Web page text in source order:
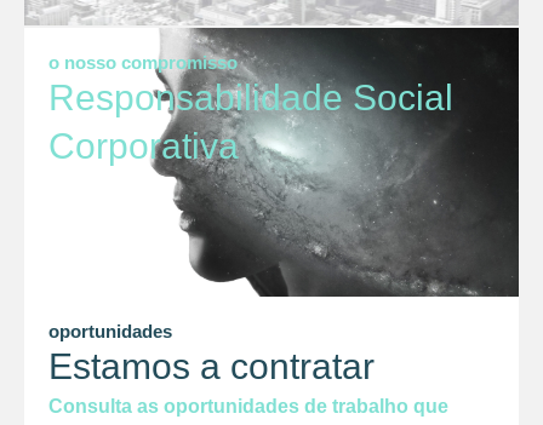
o nosso compromisso
Responsabilidade Social
Corporativa
oportunidades
Estamos a contratar
Consulta as oportunidades de trabalho que